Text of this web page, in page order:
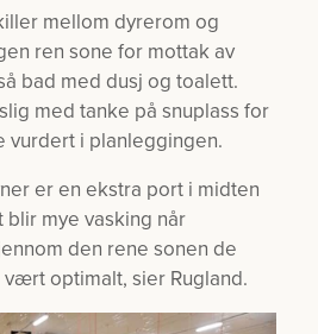
mellom dyrerom og
ren sone for mottak av
bad med dusj og toalett.
med tanke på snuplass for
vurdert i planleggingen.
er en ekstra port i midten
mye vasking når
den rene sonen de
optimalt, sier Rugland.